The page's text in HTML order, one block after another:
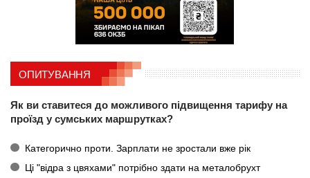
ОПИТУВАННЯ
Як ви ставитеся до можливого підвищення тарифу на
проїзд у сумських маршрутках?
Категорично проти. Зарплати не зростали вже рік
Ці "відра з цвяхами" потрібно здати на металобрухт